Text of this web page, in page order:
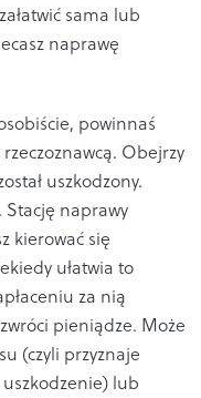
sama lub
naprawę
powinnaś
Obejrzy
uszkodzony.
Stację naprawy
kierować się
ułatwia to
za nią
pieniądze. Może
(czyli przyznaje
lub